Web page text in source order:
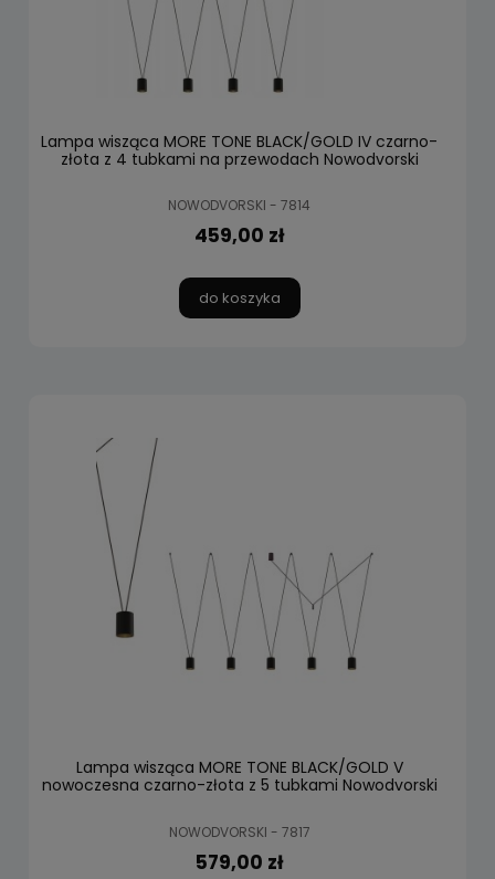
Lampa wisząca MORE TONE BLACK/GOLD IV czarno-
złota z 4 tubkami na przewodach Nowodvorski
NOWODVORSKI - 7814
459,00 zł
do koszyka
Lampa wisząca MORE TONE BLACK/GOLD V
nowoczesna czarno-złota z 5 tubkami Nowodvorski
NOWODVORSKI - 7817
579,00 zł